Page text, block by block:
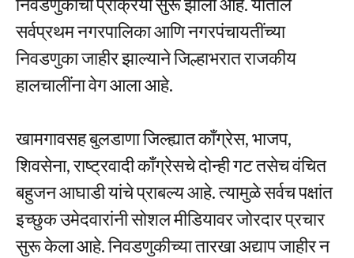
सर्वप्रथम नगरपालिका आणि नगरपंचायतींच्या
निवडणुका जाहीर झाल्याने जिल्हाभरात राजकीय
हालचालींना वेग आला आहे.
खामगावसह बुलडाणा जिल्ह्यात काँग्रेस, भाजप,
शिवसेना, राष्ट्रवादी काँग्रेसचे दोन्ही गट तसेच वंचित
बहुजन आघाडी यांचे प्राबल्य आहे. त्यामुळे सर्वच पक्षांत
इच्छुक उमेदवारांनी सोशल मीडियावर जोरदार प्रचार
सुरू केला आहे. निवडणुकीच्या तारखा अद्याप जाहीर न